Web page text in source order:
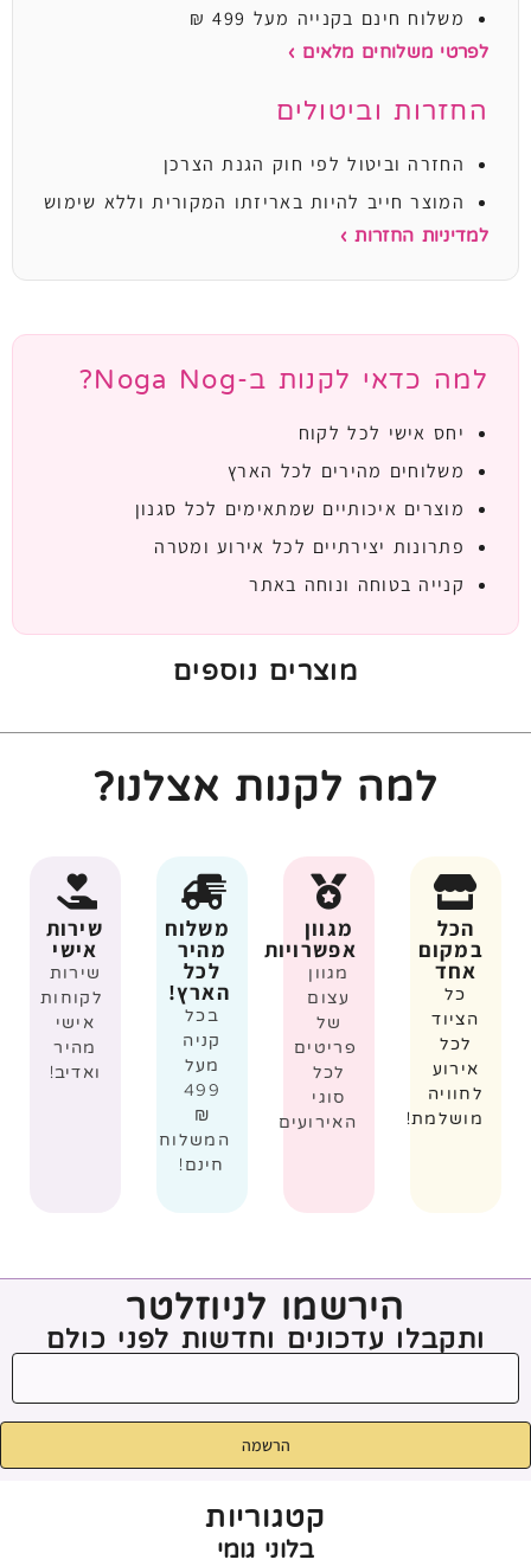
משלוח חינם בקנייה מעל 499 ₪
לפרטי משלוחים מלאים ›
החזרות וביטולים
החזרה וביטול לפי חוק הגנת הצרכן
המוצר חייב להיות באריזתו המקורית וללא שימוש
למדיניות החזרות ›
למה כדאי לקנות ב-Noga Nog?
יחס אישי לכל לקוח
משלוחים מהירים לכל הארץ
מוצרים איכותיים שמתאימים לכל סגנון
פתרונות יצירתיים לכל אירוע ומטרה
קנייה בטוחה ונוחה באתר
מוצרים נוספים
למה לקנות אצלנו?
הכל
במקום
אחד
כל
הציוד
לכל
אירוע
לחוויה
מושלמת!
מגוון
אפשרויות
מגוון
עצום
של
פריטים
לכל
סוגי
האירועים
משלוח
מהיר
לכל
הארץ!
בכל
קניה
מעל
499
₪
המשלוח
חינם!
שירות
אישי
שירות
לקוחות
אישי
מהיר
ואדיב!
הירשמו לניוזלטר
ותקבלו עדכונים וחדשות לפני כולם
הרשמה
קטגוריות
בלוני גומי